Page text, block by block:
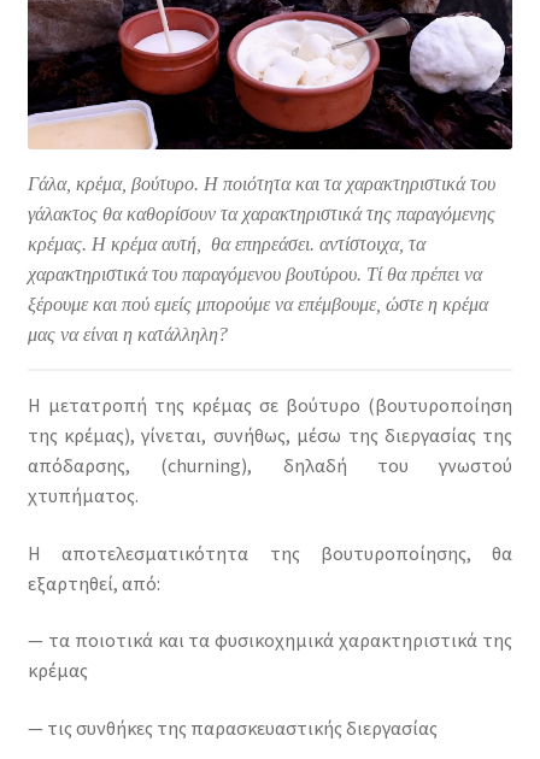
Γάλα, κρέμα, βούτυρο. Η ποιότητα και τα χαρακτηριστικά του
γάλακτος θα καθορίσουν τα χαρακτηριστικά της παραγόμενης
κρέμας. Η κρέμα αυτή, θα επηρεάσει. αντίστοιχα, τα
χαρακτηριστικά του παραγόμενου βουτύρου. Τί θα πρέπει να
ξέρουμε και πού εμείς μπορούμε να επέμβουμε, ώστε η κρέμα
μας να είναι η κατάλληλη?
Η μετατροπή της κρέμας σε βούτυρο (βουτυροποίηση
της κρέμας), γίνεται, συνήθως, μέσω της διεργασίας της
απόδαρσης, (churning), δηλαδή του γνωστού
χτυπήματος.
Η αποτελεσματικότητα της βουτυροποίησης, θα
εξαρτηθεί, από:
— τα ποιοτικά και τα φυσικοχημικά χαρακτηριστικά της
κρέμας
— τις συνθήκες της παρασκευαστικής διεργασίας